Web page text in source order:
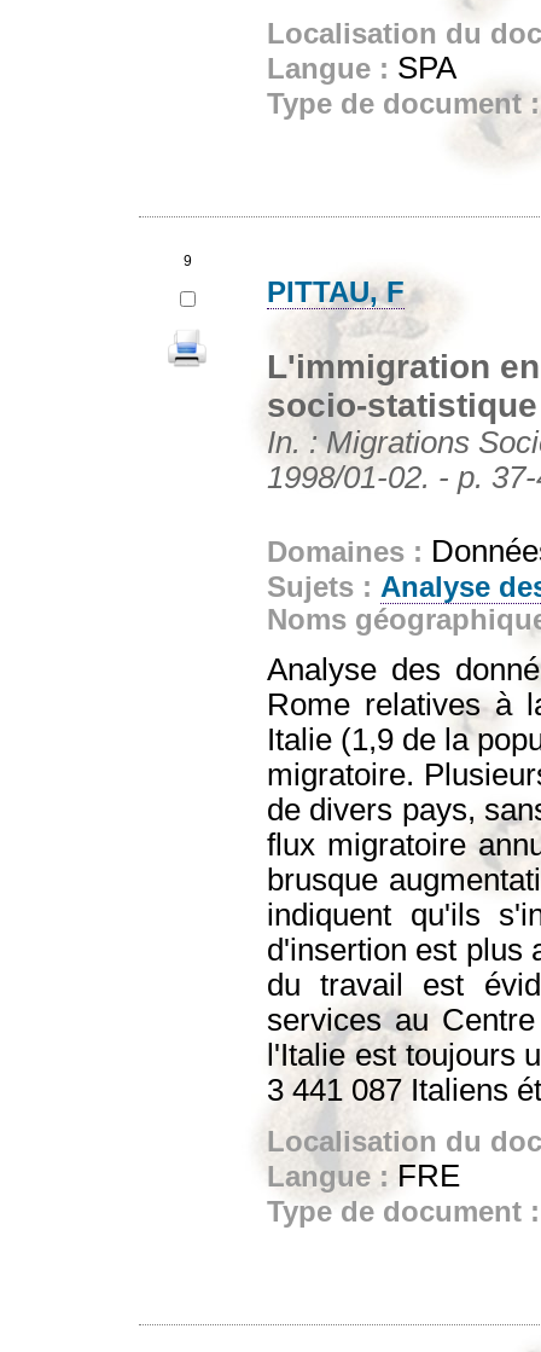
Localisation du
Langue : SPA
Type de document
9
PITTAU, F
L'immigration
socio-statistique
In. : Migrations
1998/01-02. - p.
Domaines :
Sujets : Analyse
Noms
Analyse des
Rome relatives à
Italie (1,9 de la
migratoire.
de divers pays,
flux migratoire
brusque
indiquent qu'ils
d'insertion est plus
du travail est
services au
l'Italie est toujours
3 441 087 Italiens
Localisation du
Langue : FRE
Type de document